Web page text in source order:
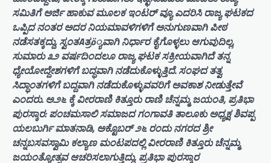
ಸಮಿತಿಗೆ ಅರ್ಜಿ ಹಾಕುವ ಮೂಲಕ ಇಂಟರ್ ವ್ಯೂ ಎದರಿಸಿ ರಾಜ್ಯ ಘಟಕದ
ಒಪ್ಪಿದ ನಂತರ ಅದರ ನಿಯಮಾವಳಿಗಳಿಗೆ ಅನುಗುಣವಾಗಿ ಪೀಠ
ನಡೆಸತಕ್ಕದ್ದು, ಸ್ವಂತAತ್ರö್ಯವಾಗಿ ನಿರ್ಧಾರ ಕೈಗೊಳ್ಳಲು ಆಗುವುದಿಲ್ಲ,
ಸುಮಾರು ೩೨ ವರ್ಷದಿಂದಲೂ ರಾಜ್ಯ ಘಟಕ ಸಕ್ರೀಯವಾಗಿದೆ ತನ್ನ
ಧ್ಯೇಯೋದ್ದೇಶಗಳಿಗೆ ಬದ್ಧವಾಗಿ ನಡೆದುಕೊಳ್ಳುತ್ತಿದೆ. ಸಂಘದ ತತ್ವ
ಸಿದ್ಧಾಂತಗಳಿಗೆ ಬದ್ದವಾಗಿ ನಡೆದುಕೊಳ್ಳುವವರಿಗೆ ಅವಕಾಶ ನೀಡುತ್ತೇವೆ
ಎಂದರು. ಅ.೨೬ ಕ್ಕೆ ವೀರರಾಣಿ ಕಿತ್ತೂರು ರಾಣಿ ಚೆನ್ನಮ್ಮ ಜಯಂತಿ, ಪ್ರತಿಭಾ
ಪುರಸ್ಕಾರ: ಪಂಚಮಸಾಲಿ ಸಮಾಜದ ಗಂಗಾವತಿ ತಾಲೂಕು ಅಧ್ಯಕ್ಷ ಶಿವಪ್ಪ
ಯಲಬುರ್ಗಿ ಮಾತನಾಡಿ, ಅಕ್ಟೊಬರ್ ೨೬ ರಂದು ನಗರದ ಶ್ರೀ
ಚನ್ನಬಸವಸ್ವಾಮಿ ಕಲ್ಯಾಣ ಮಂಟಪದಲ್ಲಿ ವೀರರಾಣಿ ಕಿತ್ತೂರು ಚೆನ್ನಮ್ಮ
ಜಯಂತ್ಯೋತ್ಸವ ಆಚರಿಸಲಾಗುತ್ತಿದ್ದು, ಪ್ರತಿಭಾ ಪುರಸ್ಕಾರ